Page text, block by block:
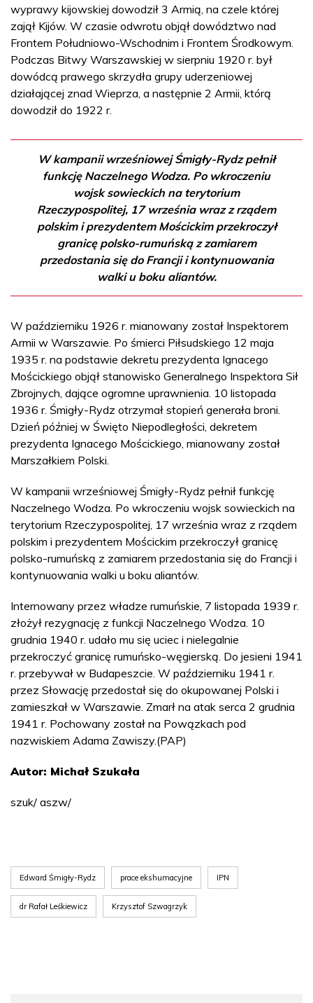
wyprawy kijowskiej dowodził 3 Armią, na czele której
zajął Kijów. W czasie odwrotu objął dowództwo nad
Frontem Południowo-Wschodnim i Frontem Środkowym.
Podczas Bitwy Warszawskiej w sierpniu 1920 r. był
dowódcą prawego skrzydła grupy uderzeniowej
działającej znad Wieprza, a następnie 2 Armii, którą
dowodził do 1922 r.
W kampanii wrześniowej Śmigły-Rydz pełnił
funkcję Naczelnego Wodza. Po wkroczeniu
wojsk sowieckich na terytorium
Rzeczypospolitej, 17 września wraz z rządem
polskim i prezydentem Mościckim przekroczył
granicę polsko-rumuńską z zamiarem
przedostania się do Francji i kontynuowania
walki u boku aliantów.
W październiku 1926 r. mianowany został Inspektorem
Armii w Warszawie. Po śmierci Piłsudskiego 12 maja
1935 r. na podstawie dekretu prezydenta Ignacego
Mościckiego objął stanowisko Generalnego Inspektora Sił
Zbrojnych, dające ogromne uprawnienia. 10 listopada
1936 r. Śmigły-Rydz otrzymał stopień generała broni.
Dzień później w Święto Niepodległości, dekretem
prezydenta Ignacego Mościckiego, mianowany został
Marszałkiem Polski.
W kampanii wrześniowej Śmigły-Rydz pełnił funkcję
Naczelnego Wodza. Po wkroczeniu wojsk sowieckich na
terytorium Rzeczypospolitej, 17 września wraz z rządem
polskim i prezydentem Mościckim przekroczył granicę
polsko-rumuńską z zamiarem przedostania się do Francji i
kontynuowania walki u boku aliantów.
Internowany przez władze rumuńskie, 7 listopada 1939 r.
złożył rezygnację z funkcji Naczelnego Wodza. 10
grudnia 1940 r. udało mu się uciec i nielegalnie
przekroczyć granicę rumuńsko-węgierską. Do jesieni 1941
r. przebywał w Budapeszcie. W październiku 1941 r.
przez Słowację przedostał się do okupowanej Polski i
zamieszkał w Warszawie. Zmarł na atak serca 2 grudnia
1941 r. Pochowany został na Powązkach pod
nazwiskiem Adama Zawiszy.(PAP)
Autor: Michał Szukała
szuk/ aszw/
Edward Śmigły-Rydz prace ekshumacyjne IPN
dr Rafał Leśkiewicz Krzysztof Szwagrzyk